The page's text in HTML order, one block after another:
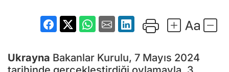
Ukrayna Bakanlar Kurulu, 7 Mayıs 2024